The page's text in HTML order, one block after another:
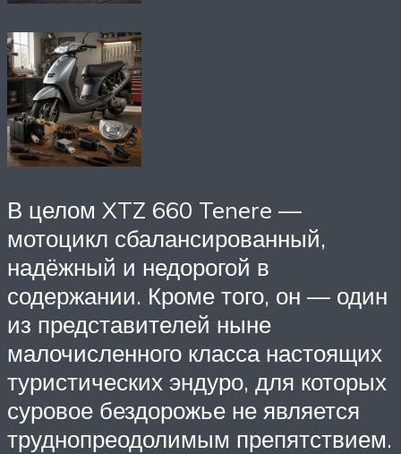
В целом XTZ 660 Tenere —
мотоцикл сбалансированный,
надёжный и недорогой в
содержании. Кроме того, он — один
из представителей ныне
малочисленного класса настоящих
туристических эндуро, для которых
суровое бездорожье не является
труднопреодолимым препятствием.